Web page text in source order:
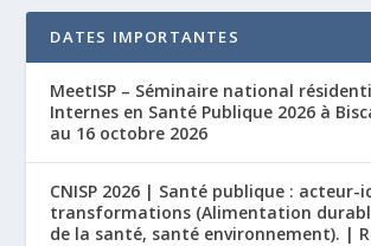
DATES IMPORTANTES
MeetISP – Séminaire national
Internes en Santé Publique 2026 à
au 16 octobre 2026
CNISP 2026 | Santé publique : acteur-
transformations (Alimentation
de la santé, santé environnement). |